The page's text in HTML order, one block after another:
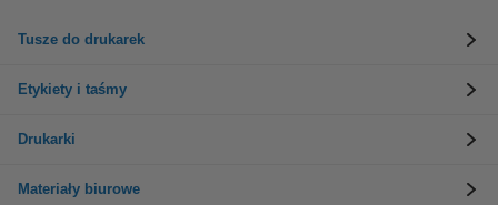
Tusze do drukarek
Etykiety i taśmy
Drukarki
Materiały biurowe